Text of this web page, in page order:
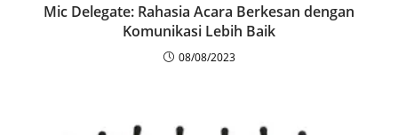
Mic Delegate: Rahasia Acara Berkesan dengan
Komunikasi Lebih Baik
08/08/2023